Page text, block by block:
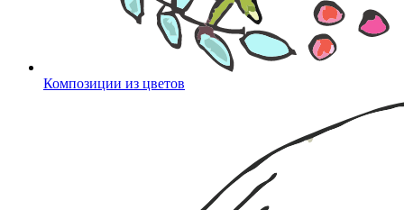
Композиции из цветов